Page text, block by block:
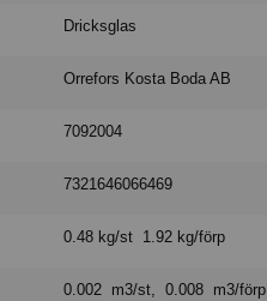
Dricksglas
Orrefors Kosta Boda AB
7092004
7321646066469
0.48 kg/st 1.92 kg/förp
0.002 m3/st, 0.008 m3/förp